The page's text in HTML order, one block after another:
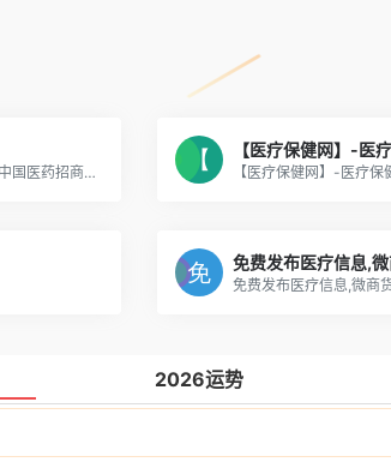
药品招商网_药品保健品招商代理-中国医药招商网
2026运势